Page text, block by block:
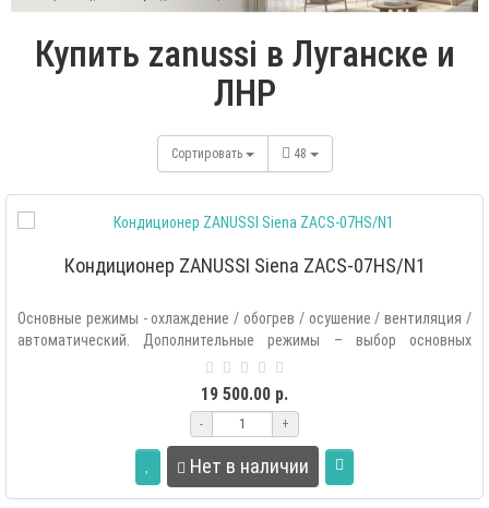
Купить zanussi в Луганске и
ЛНР
Сортировать 48
Кондиционер ZANUSSI Siena ZACS-07HS/N1
Основные режимы - охлаждение / обогрев / осушение / вентиляция /
автоматический. Дополнительные режимы – выбор основных
19 500.00 р.
- +
Нет в наличии